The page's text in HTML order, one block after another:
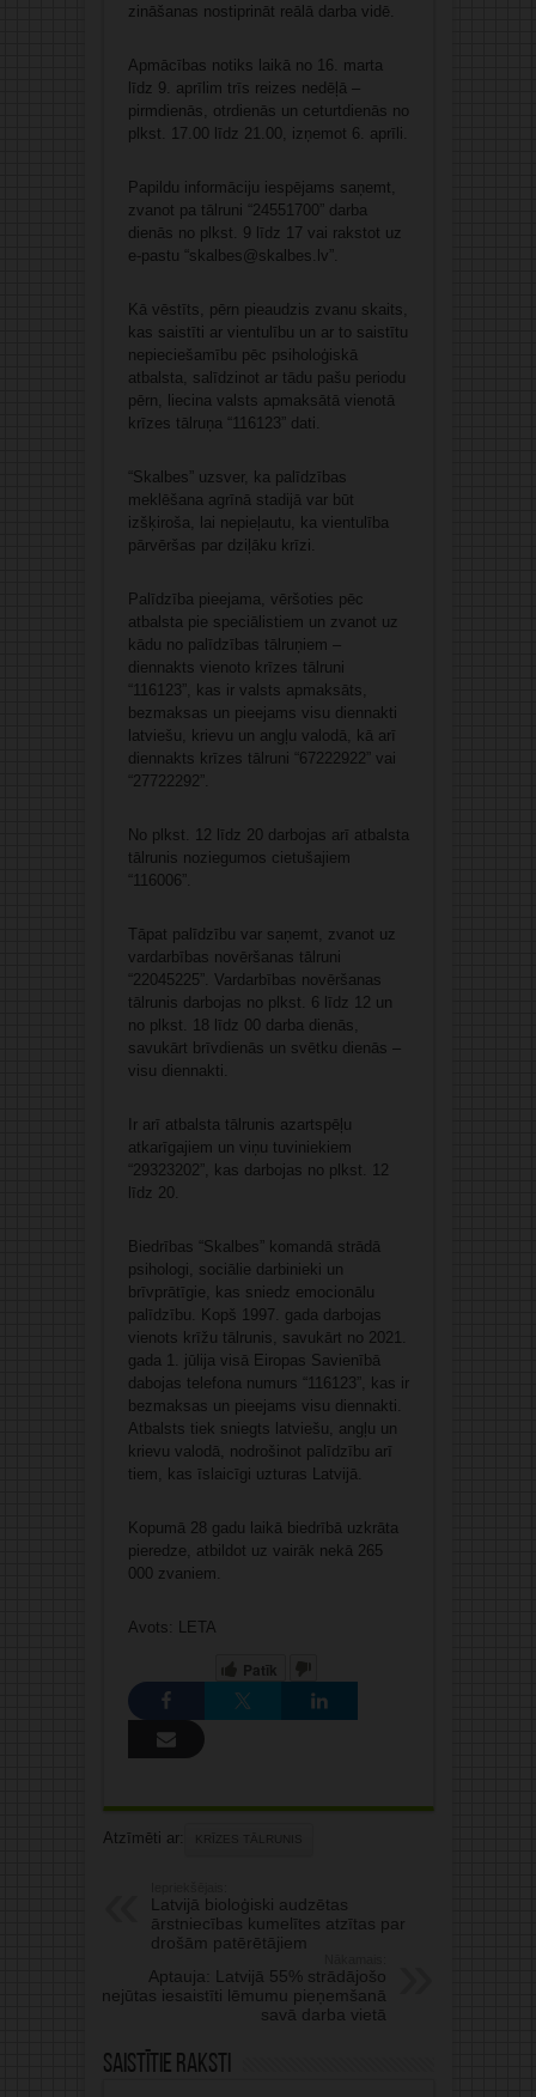
zināšanas nostiprināt reālā darba vidē.
Apmācības notiks laikā no 16. marta
līdz 9. aprīlim trīs reizes nedēļā –
pirmdienās, otrdienās un ceturtdienās no
plkst. 17.00 līdz 21.00, izņemot 6. aprīli.
Papildu informāciju iespējams saņemt,
zvanot pa tālruni “24551700” darba
dienās no plkst. 9 līdz 17 vai rakstot uz
e-pastu “skalbes@skalbes.lv”.
Kā vēstīts, pērn pieaudzis zvanu skaits,
kas saistīti ar vientulību un ar to saistītu
nepieciešamību pēc psiholoģiskā
atbalsta, salīdzinot ar tādu pašu periodu
pērn, liecina valsts apmaksātā vienotā
krīzes tālruņa “116123” dati.
“Skalbes” uzsver, ka palīdzības
meklēšana agrīnā stadijā var būt
izšķiroša, lai nepieļautu, ka vientulība
pārvēršas par dziļāku krīzi.
Palīdzība pieejama, vēršoties pēc
atbalsta pie speciālistiem un zvanot uz
kādu no palīdzības tālruņiem –
diennakts vienoto krīzes tālruni
“116123”, kas ir valsts apmaksāts,
bezmaksas un pieejams visu diennakti
latviešu, krievu un angļu valodā, kā arī
diennakts krīzes tālruni “67222922” vai
“27722292”.
No plkst. 12 līdz 20 darbojas arī atbalsta
tālrunis noziegumos cietušajiem
“116006”.
Tāpat palīdzību var saņemt, zvanot uz
vardarbības novēršanas tālruni
“22045225”. Vardarbības novēršanas
tālrunis darbojas no plkst. 6 līdz 12 un
no plkst. 18 līdz 00 darba dienās,
savukārt brīvdienās un svētku dienās –
visu diennakti.
Ir arī atbalsta tālrunis azartspēļu
atkarīgajiem un viņu tuviniekiem
“29323202”, kas darbojas no plkst. 12
līdz 20.
Biedrības “Skalbes” komandā strādā
psihologi, sociālie darbinieki un
brīvprātīgie, kas sniedz emocionālu
palīdzību. Kopš 1997. gada darbojas
vienots krīžu tālrunis, savukārt no 2021.
gada 1. jūlija visā Eiropas Savienībā
dabojas telefona numurs “116123”, kas ir
bezmaksas un pieejams visu diennakti.
Atbalsts tiek sniegts latviešu, angļu un
krievu valodā, nodrošinot palīdzību arī
tiem, kas īslaicīgi uzturas Latvijā.
Kopumā 28 gadu laikā biedrībā uzkrāta
pieredze, atbildot uz vairāk nekā 265
000 zvaniem.
Avots: LETA
Patīk
Atzīmēti ar: KRĪZES TĀLRUNIS
Latvijā bioloģiski audzētas
ārstniecības kumelītes atzītas par
drošām patērētājiem
Aptauja: Latvijā 55% strādājošo
nejūtas iesaistīti lēmumu pieņemšanā
savā darba vietā
Saistītie raksti